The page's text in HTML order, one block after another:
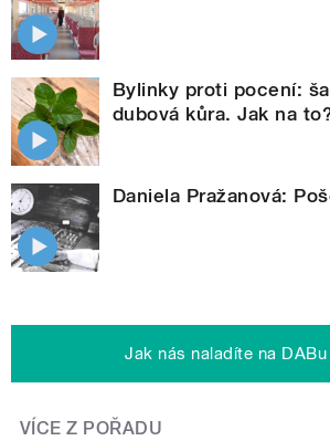
Bylinky proti pocení:
dubová kůra. Jak na
Daniela Pražanová:
Jak nás naladíte na DABu
VÍCE Z POŘADU